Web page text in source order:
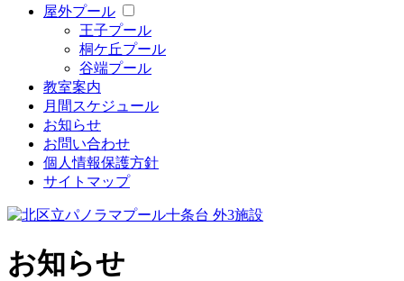
屋外プール
王子プール
桐ケ丘プール
谷端プール
教室案内
月間スケジュール
お知らせ
お問い合わせ
個人情報保護方針
サイトマップ
お知らせ